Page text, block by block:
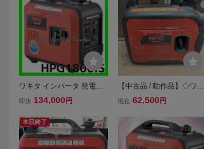
ワキタ インバータ 発電機
HPG1800iS WAKITA MEIH
レーター 災害 アウトドア
祭 イベント 正規取扱店出
品
即決 134,000 円
【中古品 / 動作品】◇ワキ
タ(MEIHO) インバーター式
2【格安出品♪/草加店】
現在 62,500 円
本日終了